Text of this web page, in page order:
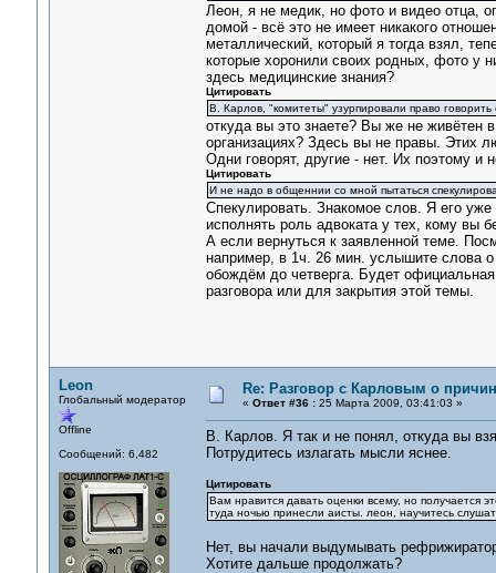
Леон, я не медик, но фото и видео отца,
домой - всё это не имеет никакого
металлический, который я тогда взял,
которые хоронили своих родных, фото у
здесь медицинские знания?
Цитировать
В. Карлов, "комитеты" узурпировали право
откуда вы это знаете? Вы же не живётен
организациях? Здесь вы не правы. Этих
Одни говорят, другие - нет. Их поэтому и
Цитировать
И не надо в общеннии со мной пытаться
Спекулировать. Знакомое слов. Я его
исполнять роль адвоката у тех, кому вы
А если вернуться к заявленной теме.
например, в 1ч. 26 мин. услышите слова
обождём до четверга. Будет
разговора или для закрытия этой темы.
Leon
Глобальный модератор
Offline
Сообщений: 6,482
Re: Разговор с Карловым о
« Ответ #36 :25 Марта 2009, 03:41:03 »
В. Карлов. Я так и не понял, откуда вы
Потрудитесь излагать мысли яснее.
Цитировать
Вам нравится давать оценки всему, но получается
туда ночью принесли аисты. леон, научитесь
Нет, вы начали выдумывать
Хотите дальше продолжать?